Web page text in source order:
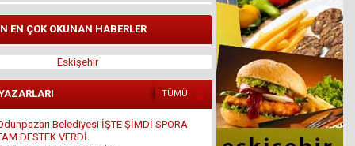
EN ÇOK OKUNAN HABERLER
Eskişehir
TÜMÜ
Belediyesi İŞTE ŞİMDİ SPORA
TAM DESTEK VERDİ.
Ağustos 2016 Perşembe